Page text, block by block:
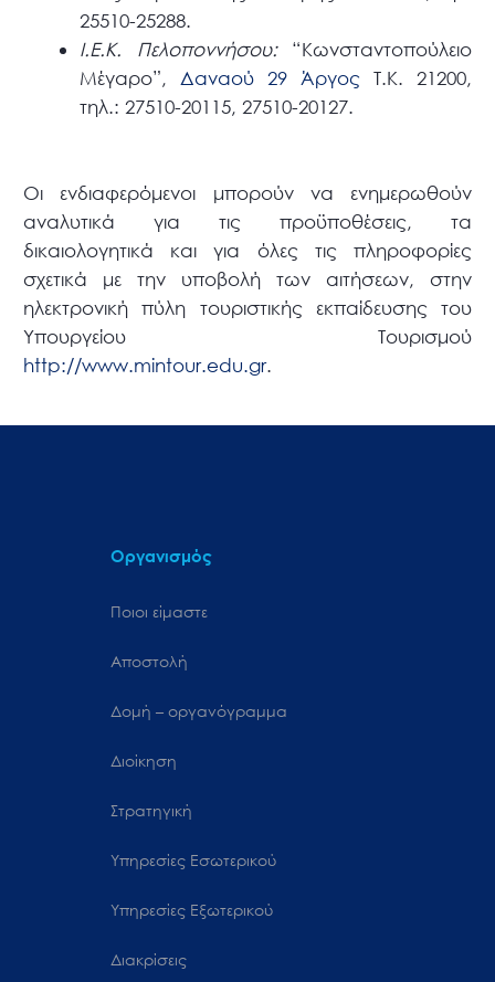
25510-25288.
I.E.K. Πελοποννήσου:“Κωνσταντοπούλειο
Μέγαρο”, Δαναού 29 Άργος T.K. 21200,
τηλ.: 27510-20115, 27510-20127.
Οι ενδιαφερόμενοι μπορούν να ενημερωθούν
αναλυτικά για τις προϋποθέσεις, τα
δικαιολογητικά και για όλες τις πληροφορίες
σχετικά με την υποβολή των αιτήσεων, στην
ηλεκτρονική πύλη τουριστικής εκπαίδευσης του
Υπουργείου Τουρισμού
http://www.mintour.edu.gr.
Οργανισμός
Ποιοι είμαστε
Αποστολή
Δομή – οργανόγραμμα
Διοίκηση
Στρατηγική
Υπηρεσίες Εσωτερικού
Υπηρεσίες Εξωτερικού
Διακρίσεις